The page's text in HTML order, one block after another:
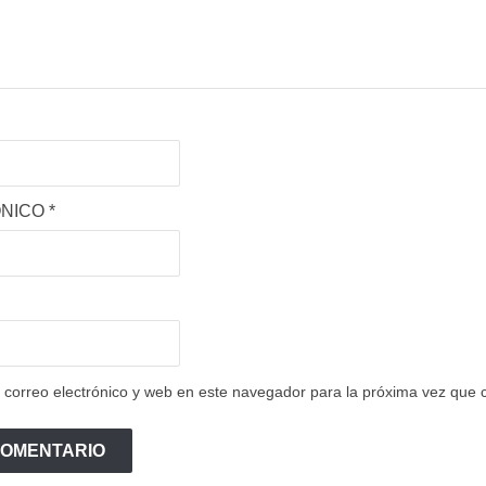
*
electrónico y web en este navegador para la próxima vez que